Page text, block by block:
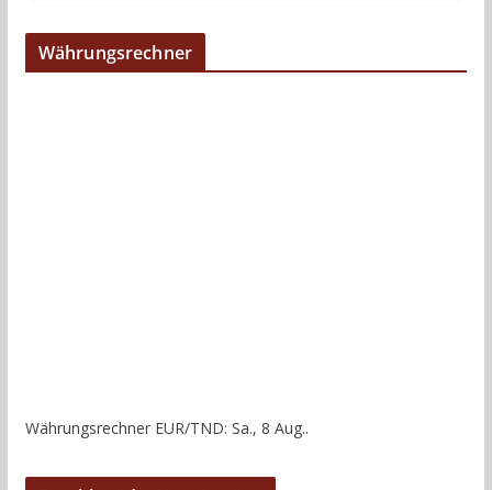
Währungsrechner
Währungsrechner EUR/TND: Sa., 8 Aug..